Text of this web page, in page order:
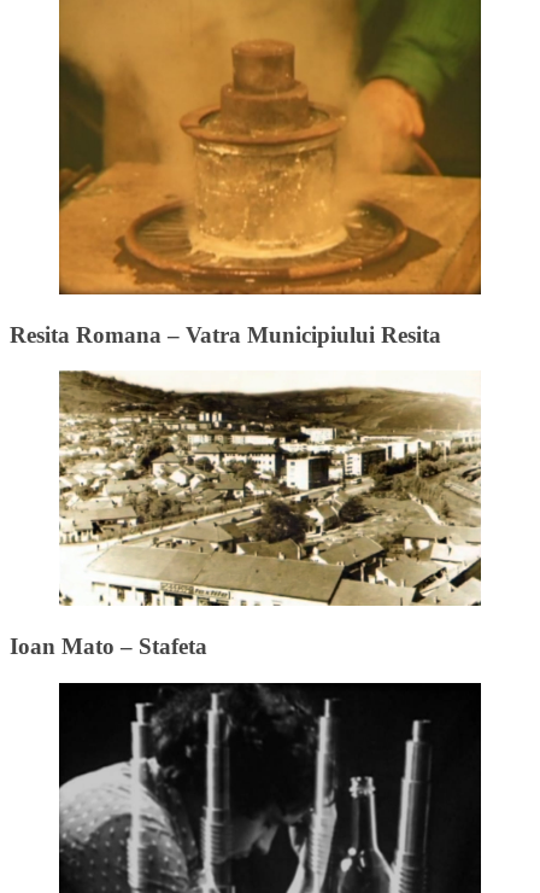
Resita Romana – Vatra Municipiului Resita
Ioan Mato – Stafeta